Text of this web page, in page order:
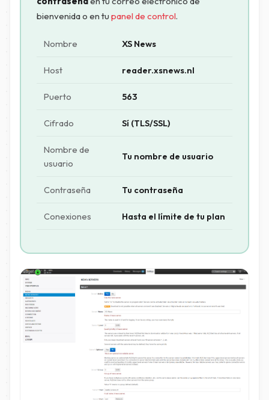
bienvenida o en tu panel de control.
Nombre XS News
Host reader.xsnews.nl
Puerto 563
Cifrado Sí (TLS/SSL)
Nombre de
usuario
Tu nombre de usuario
Contraseña Tu contraseña
Conexiones Hasta el límite de tu plan